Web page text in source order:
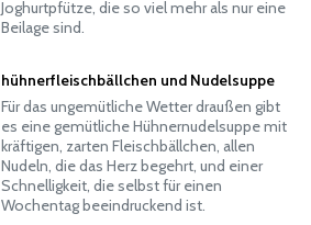
Joghurtpfütze, die so viel mehr als nur eine
Beilage sind.
hühnerfleischbällchen und Nudelsuppe
Für das ungemütliche Wetter draußen gibt
es eine gemütliche Hühnernudelsuppe mit
kräftigen, zarten Fleischbällchen, allen
Nudeln, die das Herz begehrt, und einer
Schnelligkeit, die selbst für einen
Wochentag beeindruckend ist.